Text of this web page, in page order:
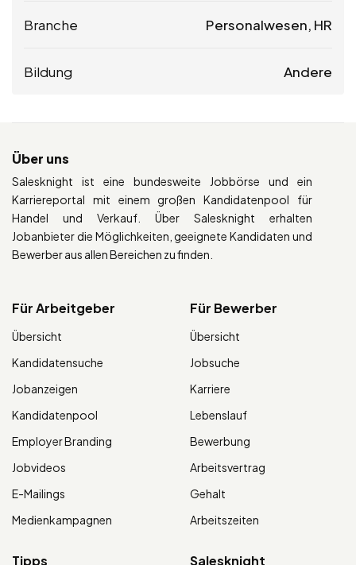
Branche Personalwesen, HR
Bildung Andere
Über uns
Salesknight ist eine bundesweite Jobbörse und ein
Karriereportal mit einem großen Kandidatenpool für
Handel und Verkauf. Über Salesknight erhalten
Jobanbieter die Möglichkeiten, geeignete Kandidaten und
Bewerber aus allen Bereichen zu finden.
Für Arbeitgeber
Übersicht
Kandidatensuche
Jobanzeigen
Kandidatenpool
Employer Branding
Jobvideos
E-Mailings
Medienkampagnen
Für Bewerber
Übersicht
Jobsuche
Karriere
Lebenslauf
Bewerbung
Arbeitsvertrag
Gehalt
Arbeitszeiten
Tipps Salesknight